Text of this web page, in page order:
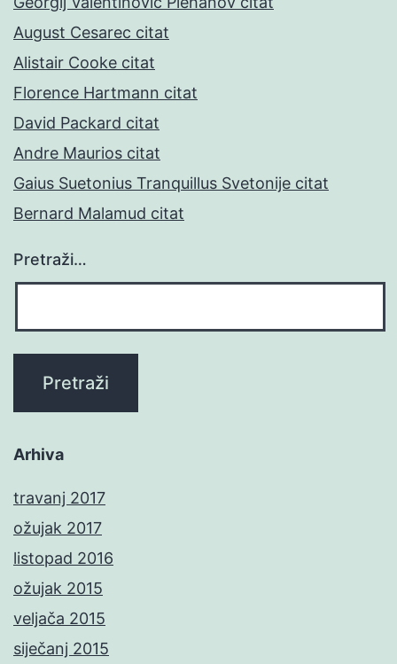
August Cesarec citat
Alistair Cooke citat
Florence Hartmann citat
David Packard citat
Andre Maurios citat
Gaius Suetonius Tranquillus Svetonije citat
Bernard Malamud citat
Pretraži…
Arhiva
travanj 2017
ožujak 2017
listopad 2016
ožujak 2015
veljača 2015
siječanj 2015